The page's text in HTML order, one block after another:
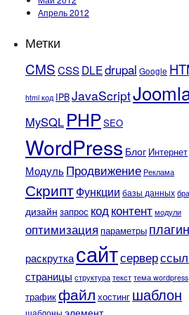
Апрель 2012
Метки
CMSCSSDLEdrupal Google
html код IPBJavaScript
MySQL PHPSEO
WordPress Блог Интернет
МодульПродвижение Реклама
СкриптФункции базы данных
дизайн запрос кодконтент модули
оптимизация параметры плагин
раскруткасайтсервер
страницы структура текст тема wordpress
трафикфайл хостинг шаблон
шаблоны элемент